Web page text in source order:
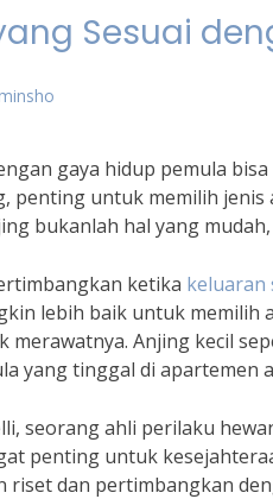
Sesuai
gaya hidup pemula
penting untuk memilih
bukanlah hal yang
ketika keluaran
lebih baik untuk
Anjing kecil
yang tinggal di apartemen
seorang ahli perilaku
penting untuk
riset dan pertimbangkan